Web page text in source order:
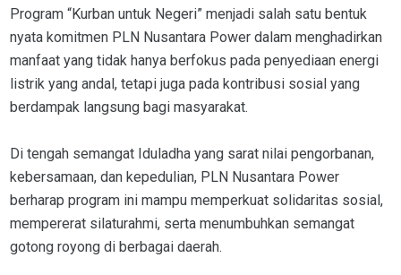
Program “Kurban untuk Negeri” menjadi salah satu bentuk
nyata komitmen PLN Nusantara Power dalam menghadirkan
manfaat yang tidak hanya berfokus pada penyediaan energi
listrik yang andal, tetapi juga pada kontribusi sosial yang
berdampak langsung bagi masyarakat.
Di tengah semangat Iduladha yang sarat nilai pengorbanan,
kebersamaan, dan kepedulian, PLN Nusantara Power
berharap program ini mampu memperkuat solidaritas sosial,
mempererat silaturahmi, serta menumbuhkan semangat
gotong royong di berbagai daerah.